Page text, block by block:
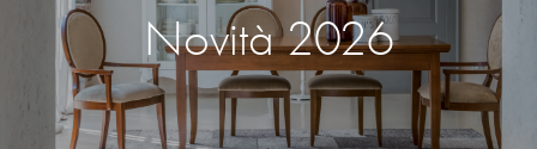
Novità 2026